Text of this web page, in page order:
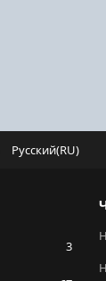
Русский(RU)
3